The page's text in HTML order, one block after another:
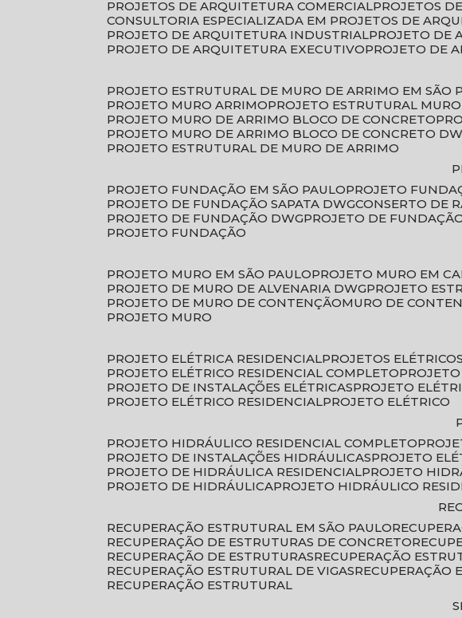
PROJETOS DE ARQUITETURA COMERCIAL
PROJETOS
CONSULTORIA ESPECIALIZADA EM PROJETOS DE
PROJETO DE ARQUITETURA INDUSTRIAL
PROJETO DE
PROJETO DE ARQUITETURA EXECUTIVO
PROJETO DE
PROJETO ESTRUTURAL DE MURO DE ARRIMO EM SÃO
PROJETO MURO ARRIMO
PROJETO ESTRUTURAL
PROJETO MURO DE ARRIMO BLOCO DE CONCRETO
PROJETO MURO DE ARRIMO BLOCO DE CONCRETO
PROJETO ESTRUTURAL DE MURO DE ARRIMO
PROJETO FUNDAÇÃO EM SÃO PAULO
PROJETO
PROJETO DE FUNDAÇÃO SAPATA DWG CONSERTO DE
PROJETO DE FUNDAÇÃO DWG
PROJETO DE
PROJETO FUNDAÇÃO
PROJETO MURO EM SÃO PAULO
PROJETO MURO EM
PROJETO DE MURO DE ALVENARIA DWG
PROJETO
PROJETO DE MURO DE CONTENÇÃO
MURO DE
PROJETO MURO
PROJETO ELÉTRICA RESIDENCIAL
PROJETOS
PROJETO ELÉTRICO RESIDENCIAL COMPLETO
PROJETO DE INSTALAÇÕES ELÉTRICAS
PROJETO
PROJETO ELÉTRICO RESIDENCIAL
PROJETO ELÉTRICO
PROJETO HIDRÁULICO RESIDENCIAL COMPLETO
PROJETO DE INSTALAÇÕES HIDRÁULICAS
PROJETO
PROJETO DE HIDRÁULICA RESIDENCIAL
PROJETO
PROJETO DE HIDRÁULICA
PROJETO HIDRÁULICO
RECUPERAÇÃO ESTRUTURAL EM SÃO PAULO
RECUPERAÇÃO DE ESTRUTURAS DE CONCRETO
RECUPERAÇÃO DE ESTRUTURAS
RECUPERAÇÃO
RECUPERAÇÃO ESTRUTURAL DE VIGAS
RECUPERAÇÃO
RECUPERAÇÃO ESTRUTURAL